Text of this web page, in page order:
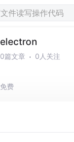
electron
0篇文章 0人关注
免费